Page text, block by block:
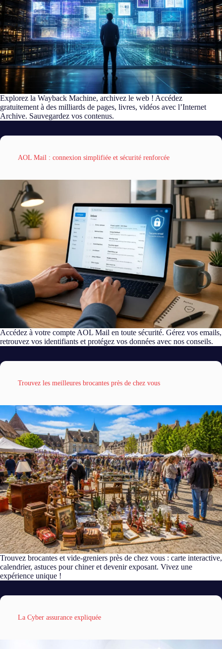
Explorez la Wayback Machine, archivez le web ! Accédez
gratuitement à des milliards de pages, livres, vidéos avec l’Internet
Archive. Sauvegardez vos contenus.
AOL Mail : connexion simplifiée et sécurité renforcée
Accédez à votre compte AOL Mail en toute sécurité. Gérez vos emails,
retrouvez vos identifiants et protégez vos données avec nos conseils.
Trouvez les meilleures brocantes près de chez vous
Trouvez brocantes et vide-greniers près de chez vous : carte interactive,
calendrier, astuces pour chiner et devenir exposant. Vivez une
expérience unique !
La Cyber assurance expliquée